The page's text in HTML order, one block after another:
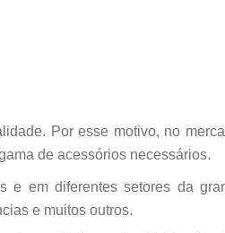
Por esse motivo, no
de acessórios necessários.
e em diferentes setores da
e muitos outros.